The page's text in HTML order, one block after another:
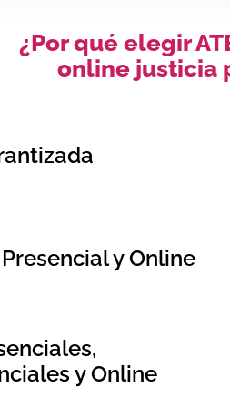
¿Por qué elegir
online justicia
y Online
y Online